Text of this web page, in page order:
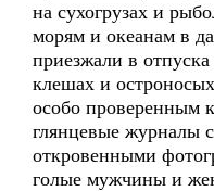
на сухогрузах и
морям и океанам в
приезжали в
клешах и
особо проверенным
глянцевые журналы
откровенными
голые мужчины и